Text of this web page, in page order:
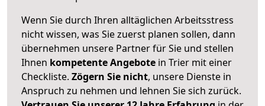
Wenn Sie durch Ihren alltäglichen Arbeitsstress
nicht wissen, was Sie zuerst planen sollen, dann
übernehmen unsere Partner für Sie und stellen
Ihnen kompetente Angebote in Trier mit einer
Checkliste. Zögern Sie nicht, unsere Dienste in
Anspruch zu nehmen und lehnen Sie sich zurück.